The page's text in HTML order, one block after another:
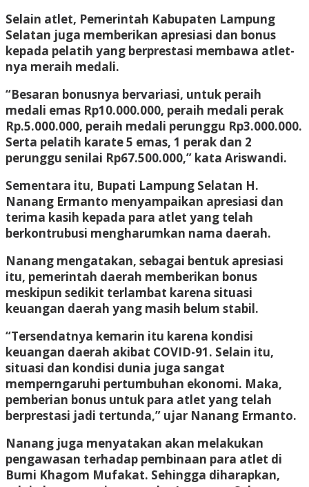
Selain atlet, Pemerintah Kabupaten Lampung
Selatan juga memberikan apresiasi dan bonus
kepada pelatih yang berprestasi membawa atlet-
nya meraih medali.
“Besaran bonusnya bervariasi, untuk peraih
medali emas Rp10.000.000, peraih medali perak
Rp.5.000.000, peraih medali perunggu Rp3.000.000.
Serta pelatih karate 5 emas, 1 perak dan 2
perunggu senilai Rp67.500.000,” kata Ariswandi.
Sementara itu, Bupati Lampung Selatan H.
Nanang Ermanto menyampaikan apresiasi dan
terima kasih kepada para atlet yang telah
berkontrubusi mengharumkan nama daerah.
Nanang mengatakan, sebagai bentuk apresiasi
itu, pemerintah daerah memberikan bonus
meskipun sedikit terlambat karena situasi
keuangan daerah yang masih belum stabil.
“Tersendatnya kemarin itu karena kondisi
keuangan daerah akibat COVID-91. Selain itu,
situasi dan kondisi dunia juga sangat
memperngaruhi pertumbuhan ekonomi. Maka,
pemberian bonus untuk para atlet yang telah
berprestasi jadi tertunda,” ujar Nanang Ermanto.
Nanang juga menyatakan akan melakukan
pengawasan terhadap pembinaan para atlet di
Bumi Khagom Mufakat. Sehingga diharapkan,